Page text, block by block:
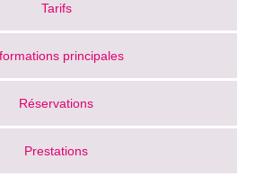
Tarifs
principales
Réservations
Prestations